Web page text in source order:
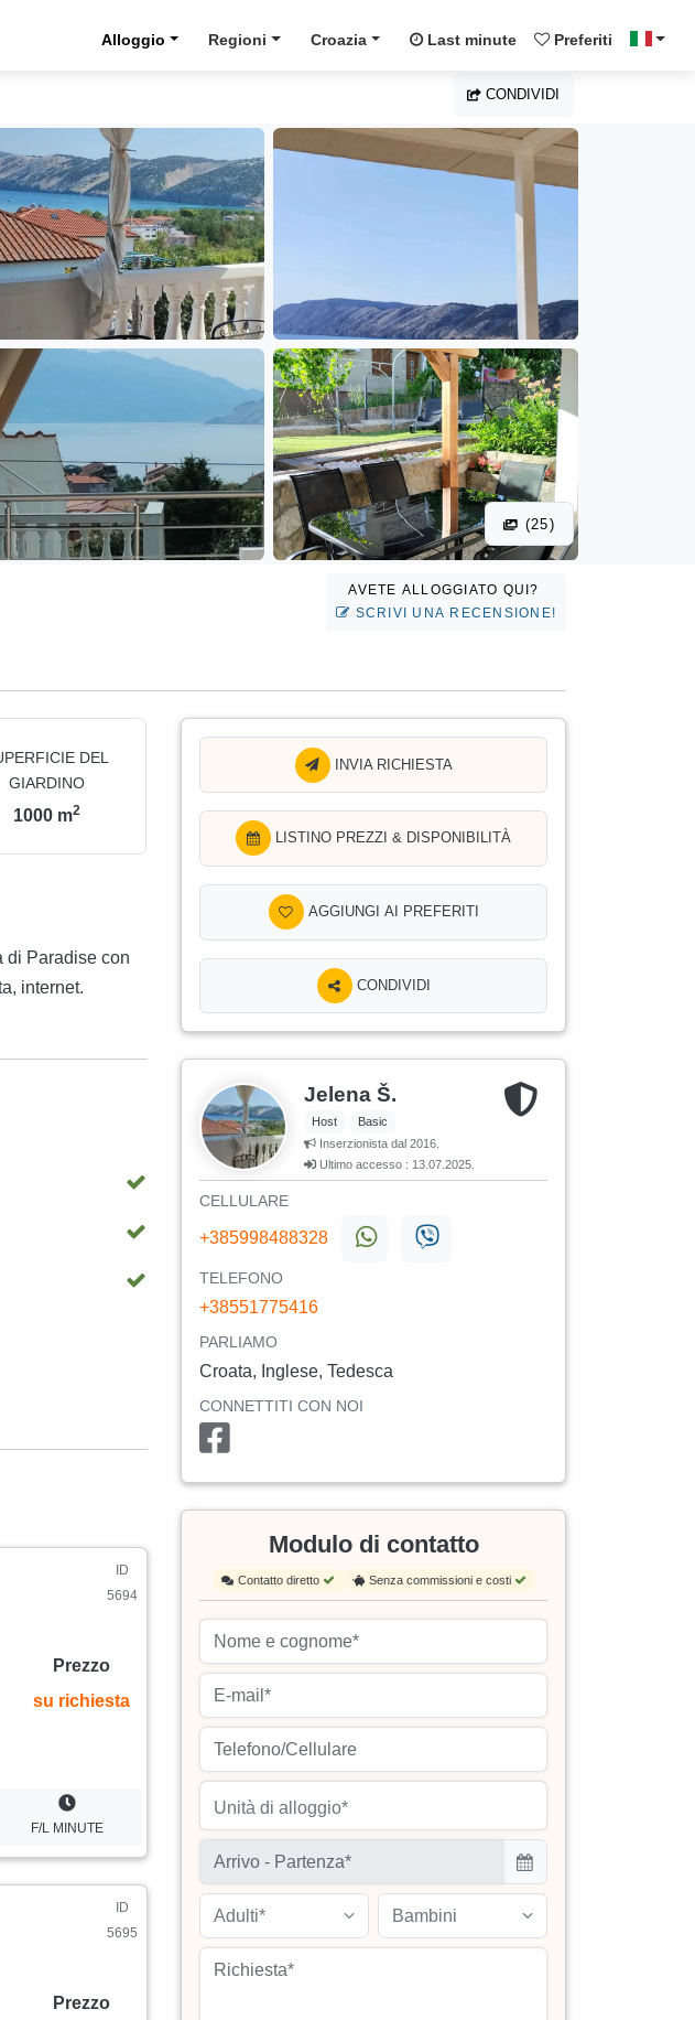
Alloggio Regioni Croazia Last minute Preferiti
CONDIVIDI
(25)
AVETE ALLOGGIATO QUI?
SCRIVI UNA RECENSIONE!
DEL
GIARDINO
1000 m2
di Paradise con
internet.
ID
5694
Prezzo
su richiesta
F/L MINUTE
ID
5695
Prezzo
INVIA RICHIESTA
LISTINO PREZZI & DISPONIBILITÀ
AGGIUNGI AI PREFERITI
CONDIVIDI
Jelena Š.
Host
Basic
Inserzionista dal 2016.
Ultimo accesso : 13.07.2025.
CELLULARE
+385998488328
TELEFONO
+38551775416
PARLIAMO
Croata, Inglese, Tedesca
CONNETTITI CON NOI
Modulo di contatto
Contatto diretto Senza commissioni e costi
Unità di alloggio*
Adulti* Bambini